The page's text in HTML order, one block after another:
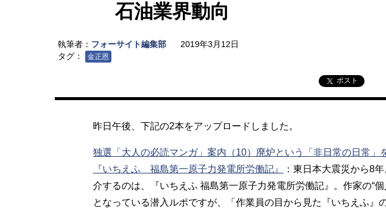
石油業界動向
執筆者： フォーサイト編集部
2019年3月12日
タグ：
金正恩
ポスト
昨日午後、下記の2本をアップロードしました。
独選「大人の必読マンガ」案内（10）廃炉という「非日常の日常」
『いちえふ 福島第一原子力発電所労働記』
： 東日本大震災から8
介するのは、『いちえふ 福島第一原子力発電所労働記』。作家の“
となっている潜入ルポですが、「作業員の目から見た『いちえふ』